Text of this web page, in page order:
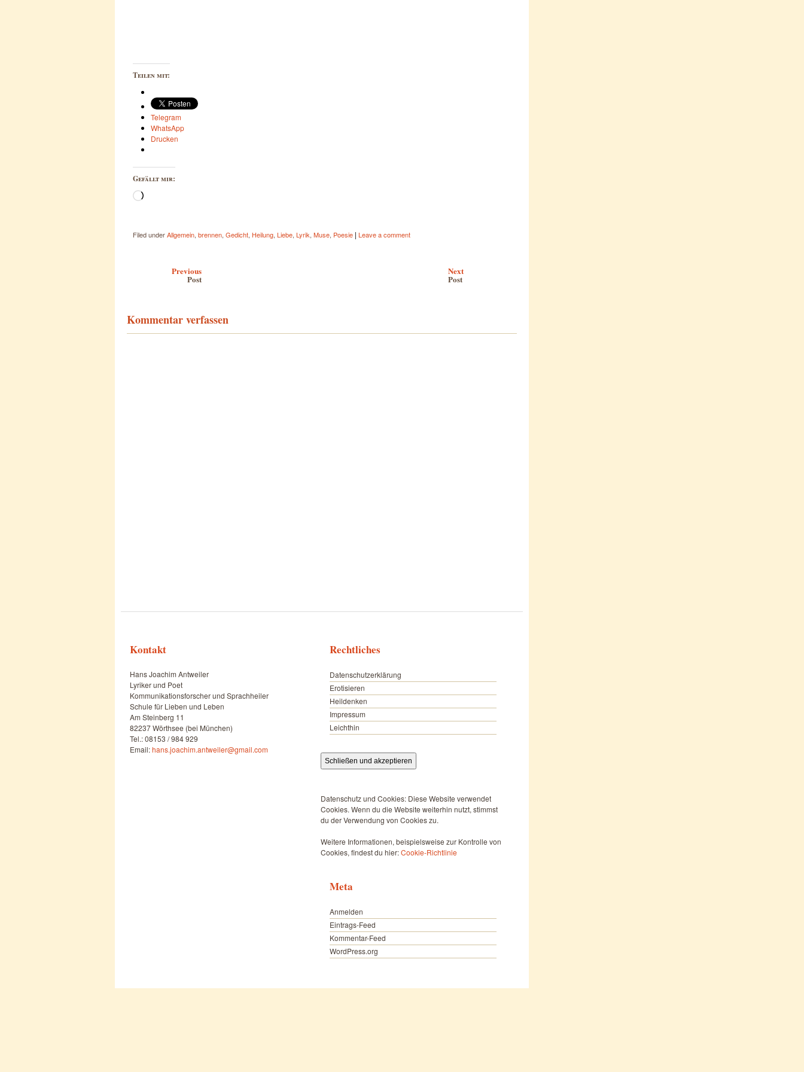
Teilen mit:
Telegram
WhatsApp
Drucken
Gefällt mir:
Wird
Filed underAllgemein, brennen, Gedicht, Heilung, Liebe, Lyrik, Muse, Poesie | Leave a comment
Previous
Post
Next
Post
Kommentar verfassen
Kontakt
Hans Joachim Antweiler
Lyriker und Poet
Kommunikationsforscher und Sprachheiler
Schule für Lieben und Leben
Am Steinberg 11
82237 Wörthsee (bei München)
Tel.: 08153 / 984 929
Email:hans.joachim.antweiler@gmail.com
Rechtliches
Datenschutzerklärung
Erotisieren
Heildenken
Impressum
Leichthin
Datenschutz und Cookies: Diese Website verwendet
Cookies. Wenn du die Website weiterhin nutzt, stimmst
du der Verwendung von Cookies zu.
Weitere Informationen, beispielsweise zur Kontrolle von
Cookies, findest du hier:Cookie-Richtlinie
Meta
Anmelden
Eintrags-Feed
Kommentar-Feed
WordPress.org